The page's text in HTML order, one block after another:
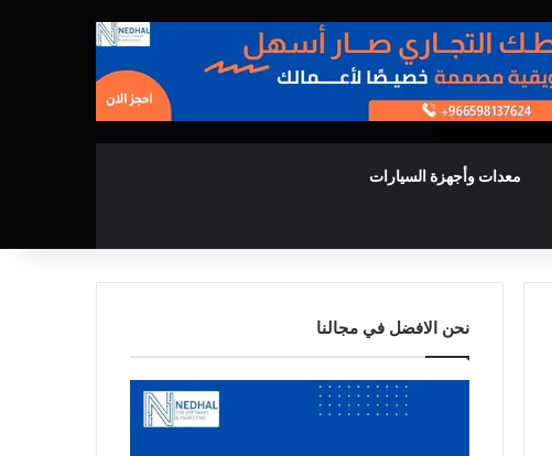
معدات وأجهزة السيارات
نحن الافضل في مجالنا